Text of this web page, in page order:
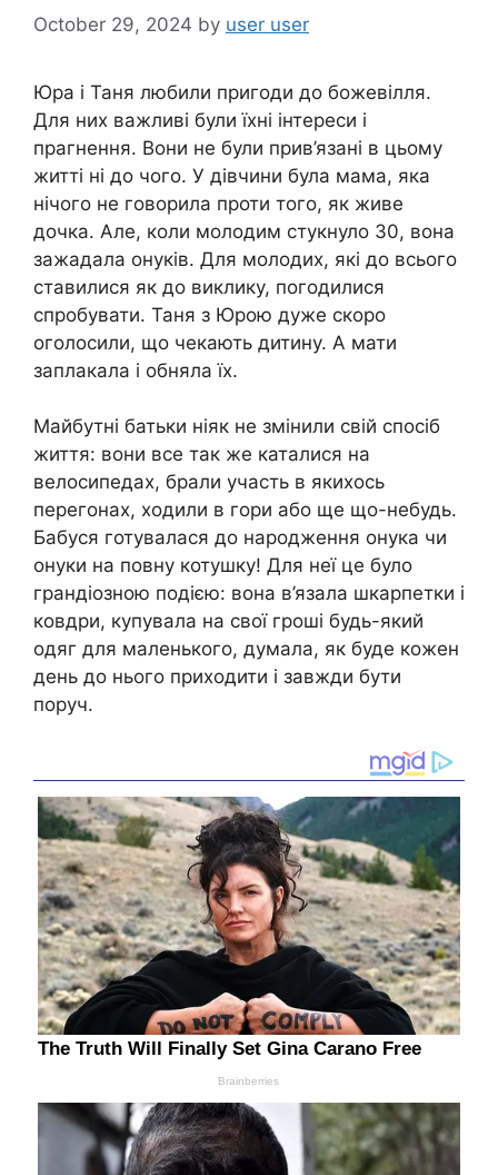
October 29, 2024 by user user
Юра і Таня любили пригоди до божевілля.
Для них важливі були їхні інтереси і
прагнення. Вони не були прив’язані в цьому
житті ні до чого. У дівчини була мама, яка
нічого не говорила проти того, як живе
дочка. Але, коли молодим стукнуло 30, вона
зажадала онуків. Для молодих, які до всього
ставилися як до виклику, погодилися
спробувати. Таня з Юрою дуже скоро
оголосили, що чекають дитину. А мати
заплакала і обняла їх.
Майбутні батьки ніяк не змінили свій спосіб
життя: вони все так же каталися на
велосипедах, брали участь в якихось
перегонах, ходили в гори або ще що-небудь.
Бабуся готувалася до народження онука чи
онуки на повну котушку! Для неї це було
грандіозною подією: вона в’язала шкарпетки і
ковдри, купувала на свої гроші будь-який
одяг для маленького, думала, як буде кожен
день до нього приходити і завжди бути
поруч.